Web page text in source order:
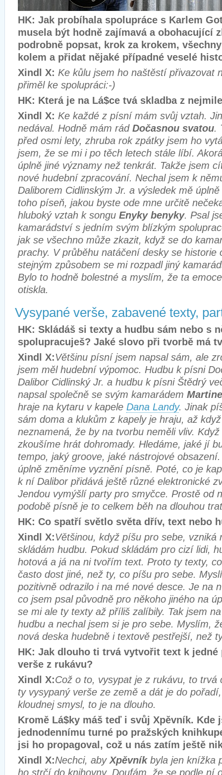
HK: Jak probíhala spolupráce s Karlem
musela být hodně zajímavá a obohacující
podrobně popsat, krok za krokem,
kolem a přidat nějaké případné veselé
Xindl X: Ke kůlu jsem ho naštěstí přivazovat
přiměl ke spolupráci:-)
HK: Která je na Lá$ce tvá skladba z
Xindl X: Ke každé z písní mám svůj vztah.
nedával. Hodně mám rád Dočasnou svatou.
před osmi lety, zhruba rok zpátky jsem ho
jsem, že se mi i po těch letech stále líbí.
úplně jiné významy než tenkrát. Takže jsem
nové hudební zpracování. Nechal jsem k
Daliborem Cidlinským Jr. a výsledek mě
toho píseň, jakou byste ode mne určitě
hluboký vztah k songu Enyky benyky. Psal
kamarádství s jedním svým blízkým
jak se všechno může zkazit, když se do
prachy. V průběhu natáčení desky se historie
stejným způsobem se mi rozpadl jiný
Bylo to hodně bolestné a myslím, že ta
otiskla.
Vysypané verše, zabavené texty,
HK: Skládáš si texty a hudbu sám nebo s
spolupracuješ? Jaké slovo při tvorbě má
Xindl X:Většinu písní jsem napsal sám, ale
jsem měl hudební výpomoc. Hudbu k písni
Dalibor Cidlinský Jr. a hudbu k písni Štědrý
napsal společně se svým kamarádem
hraje na kytaru v kapele Dana Landy. Jinak
sám doma a klukům z kapely je hraju, až
neznamená, že by na tvorbu neměli vliv.
zkoušíme hrát dohromady. Hledáme, jaké jí
tempo, jaký groove, jaké nástrojové
úplně změníme vyznění písně. Poté, co je
k ní Dalibor přidává ještě různé elektronické
Jendou vymýšlí party pro smyčce. Prostě od
podobě písně je to celkem běh na dlouhou
HK: Co spatří světlo světa dřív, text nebo
Xindl X:Většinou, když píšu pro sebe, vzniká
skládám hudbu. Pokud skládám pro cizí lidi,
hotová a já na ni tvořím text. Proto ty texty,
často dost jiné, než ty, co píšu pro sebe.
pozitivně odrazilo i na mé nové desce. Je na
co jsem psal původně pro někoho jiného na
se mi ale ty texty až příliš zalíbily. Tak jsem
hudbu a nechal jsem si je pro sebe. Myslím,
nová deska hudebně i textově pestřejší, než
HK: Jak dlouho ti trvá vytvořit text k jedné
verše z rukávu?
Xindl X:Což o to, vysypat je z rukávu, to trvá
ty vysypaný verše ze země a dát je do
kloudnej smysl, to je na dlouho.
Kromě Lá$ky máš teď i svůj Xpěvník. Kde
jednodennímu turné po pražských
jsi ho propagoval, což u nás zatím ještě
Xindl X:Nechci, aby Xpěvník byla jen knížka
ho strčí do knihovny. Doufám, že se podle ní